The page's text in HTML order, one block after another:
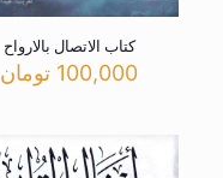
کتاب الاتصال بالارواح
100,000 تومان